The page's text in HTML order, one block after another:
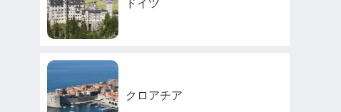
ドイツ
クロアチア